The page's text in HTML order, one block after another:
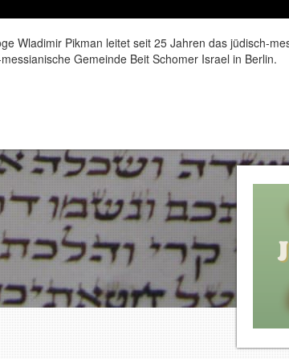
Wladimir Pikman leitet seit 25 Jahren das jüdisch-
Gemeinde Beit Schomer Israel in Berlin.